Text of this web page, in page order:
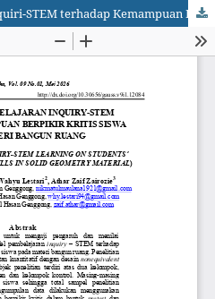
Pengaruh Pembelajaran Inquiri-STEM terhadap Kemampuan Berpikir Kritis Siswa pada Materi Bangun Ruang